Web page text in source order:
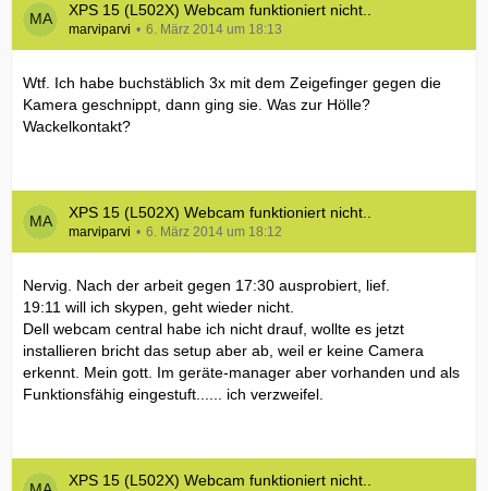
XPS 15 (L502X) Webcam funktioniert nicht..
marviparvi 6. März 2014 um 18:13
Wtf. Ich habe buchstäblich 3x mit dem Zeigefinger gegen die
Kamera geschnippt, dann ging sie. Was zur Hölle?
Wackelkontakt?
XPS 15 (L502X) Webcam funktioniert nicht..
marviparvi 6. März 2014 um 18:12
Nervig. Nach der arbeit gegen 17:30 ausprobiert, lief.
19:11 will ich skypen, geht wieder nicht.
Dell webcam central habe ich nicht drauf, wollte es jetzt
installieren bricht das setup aber ab, weil er keine Camera
erkennt. Mein gott. Im geräte-manager aber vorhanden und als
Funktionsfähig eingestuft...... ich verzweifel.
XPS 15 (L502X) Webcam funktioniert nicht..